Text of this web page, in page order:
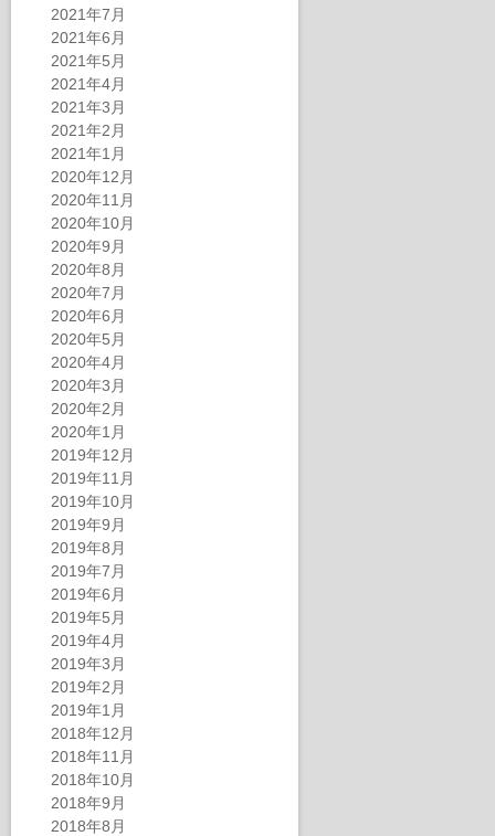
2021年7月
2021年6月
2021年5月
2021年4月
2021年3月
2021年2月
2021年1月
2020年12月
2020年11月
2020年10月
2020年9月
2020年8月
2020年7月
2020年6月
2020年5月
2020年4月
2020年3月
2020年2月
2020年1月
2019年12月
2019年11月
2019年10月
2019年9月
2019年8月
2019年7月
2019年6月
2019年5月
2019年4月
2019年3月
2019年2月
2019年1月
2018年12月
2018年11月
2018年10月
2018年9月
2018年8月